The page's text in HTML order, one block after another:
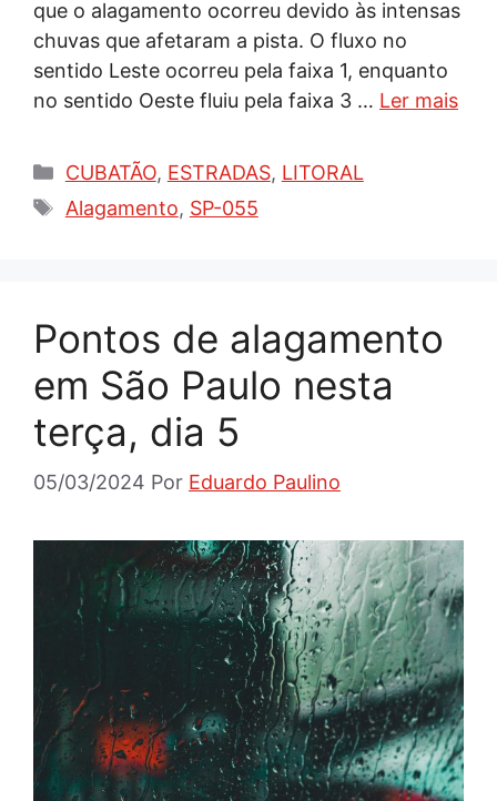
que o alagamento ocorreu devido às intensas
chuvas que afetaram a pista. O fluxo no
sentido Leste ocorreu pela faixa 1, enquanto
no sentido Oeste fluiu pela faixa 3 … Ler mais
Categorias
CUBATÃO, ESTRADAS, LITORAL
Tags
Alagamento, SP-055
Pontos de alagamento
em São Paulo nesta
terça, dia 5
05/03/2024 Por Eduardo Paulino